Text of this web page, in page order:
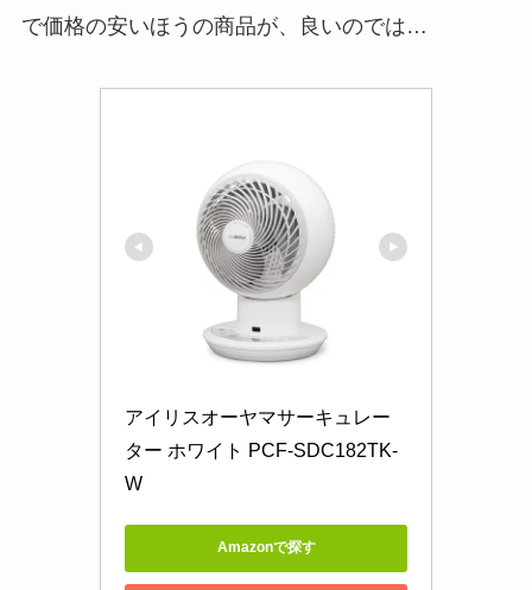
で価格の安いほうの商品が、良いのでは…
アイリスオーヤマサーキュレー
ター ホワイト PCF-SDC182TK-
W
Amazonで探す